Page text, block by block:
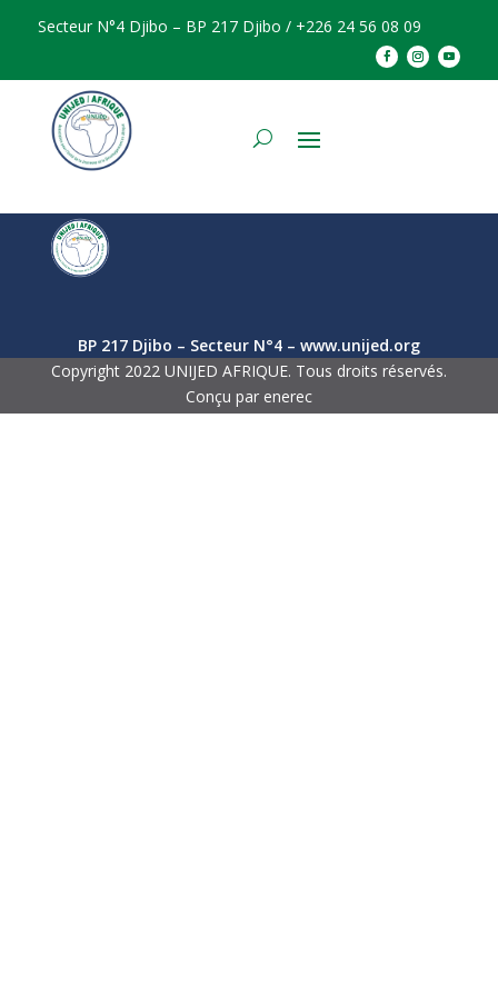
Secteur N°4 Djibo – BP 217 Djibo / +226 24 56 08 09
BP 217 Djibo – Secteur N°4 – www.unijed.org
Copyright 2022 UNIJED AFRIQUE. Tous droits réservés.
Conçu par enerec